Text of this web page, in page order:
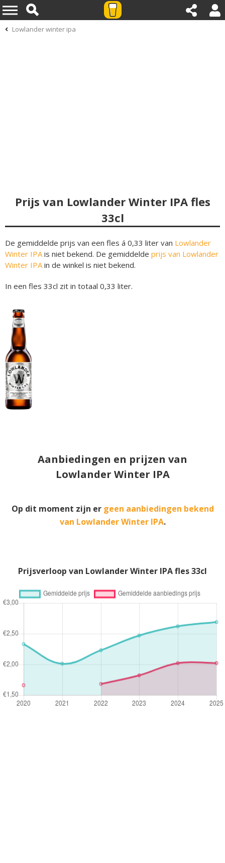
Lowlander winter ipa
Prijs van Lowlander Winter IPA fles
33cl
De gemiddelde prijs van een fles á 0,33 liter van Lowlander
Winter IPAis niet bekend. De gemiddelde prijs van Lowlander
Winter IPAin de winkel is niet bekend.
In een fles 33cl zit in totaal 0,33 liter.
Aanbiedingen en prijzen van
Lowlander Winter IPA
Op dit moment zijn er geen aanbiedingen bekend
van Lowlander Winter IPA.
Prijsverloop van Lowlander Winter IPA fles 33cl